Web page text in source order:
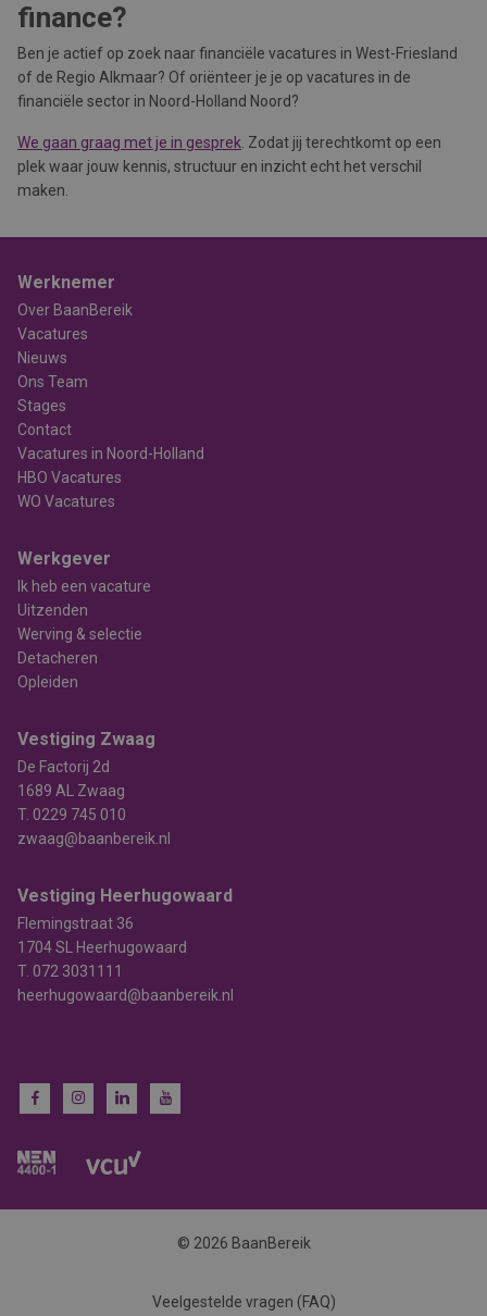
finance?
Ben je actief op zoek naar financiële vacatures in West-Friesland
of de Regio Alkmaar? Of oriënteer je je op vacatures in de
financiële sector in Noord-Holland Noord?
We gaan graag met je in gesprek . Zodat jij terechtkomt op een
plek waar jouw kennis, structuur en inzicht echt het verschil
maken.
Werknemer
Over BaanBereik
Vacatures
Nieuws
Ons Team
Stages
Contact
Vacatures in Noord-Holland
HBO Vacatures
WO Vacatures
Werkgever
Ik heb een vacature
Uitzenden
Werving & selectie
Detacheren
Opleiden
Vestiging Zwaag
De Factorij 2d
1689 AL Zwaag
T. 0229 745 010
zwaag@baanbereik.nl
Vestiging Heerhugowaard
Flemingstraat 36
1704 SL Heerhugowaard
T. 072 3031111
heerhugowaard@baanbereik.nl
© 2026 BaanBereik
Veelgestelde vragen (FAQ)